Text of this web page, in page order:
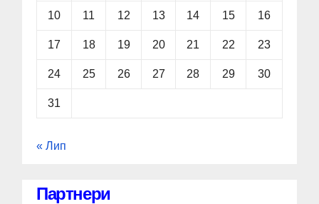
10 11 12 13 14 15 16
17 18 19 20 21 22 23
24 25 26 27 28 29 30
31
« Лип
Партнери